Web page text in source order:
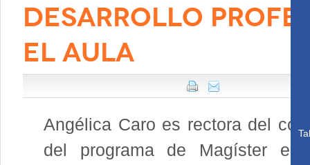
DESARROLLO
EL AULA
Angélica Caro es rectora del
del programa de Magíster